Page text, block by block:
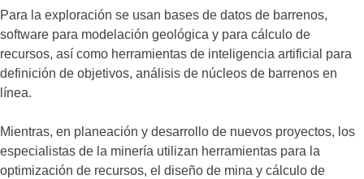
Para la exploración se usan bases de datos de barrenos,
software para modelación geológica y para cálculo de
recursos, así como herramientas de inteligencia artificial para
definición de objetivos, análisis de núcleos de barrenos en
línea.
Mientras, en planeación y desarrollo de nuevos proyectos, los
especialistas de la minería utilizan herramientas para la
optimización de recursos, el diseño de mina y cálculo de